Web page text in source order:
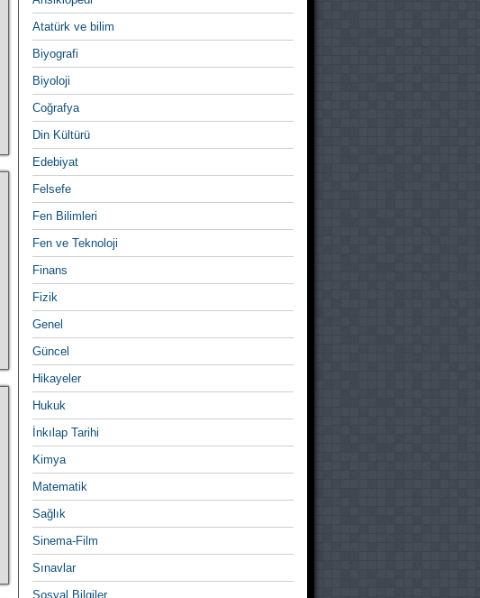
Atatürk ve bilim
Biyografi
Biyoloji
Coğrafya
Din Kültürü
Edebiyat
Felsefe
Fen Bilimleri
Fen ve Teknoloji
Finans
Fizik
Genel
Güncel
Hikayeler
Hukuk
İnkılap Tarihi
Kimya
Matematik
Sağlık
Sinema-Film
Sınavlar
Sosyal Bilgiler